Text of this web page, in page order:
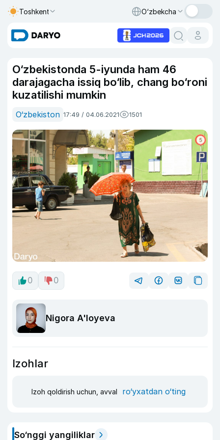
Toshkent O‘zbekcha
O‘zbekistonda 5-iyunda ham 46
darajagacha issiq bo‘lib, chang bo‘roni
kuzatilishi mumkin
O‘zbekiston 17:49 / 04.06.2021 1501
0 0
Nigora A'loyeva
Izohlar
Izoh qoldirish uchun, avval ro‘yxatdan o‘ting
So‘nggi yangiliklar